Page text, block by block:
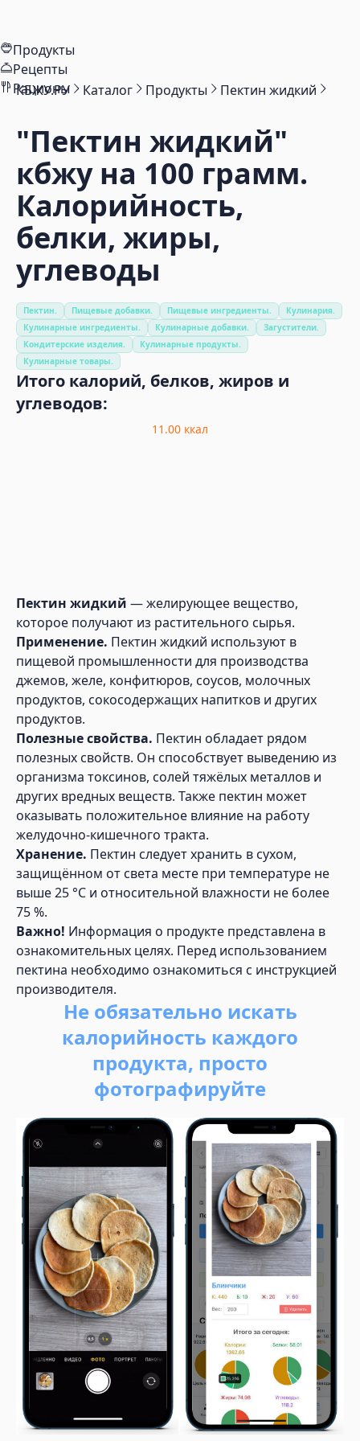
Продукты
Рецепты
Рационы
КБЖУ.РУ Каталог Продукты Пектин жидкий
"Пектин жидкий"
кбжу на 100 грамм.
Калорийность,
белки, жиры,
углеводы
Пектин. Пищевые добавки. Пищевые ингредиенты.
Кулинария.
Кулинарные ингредиенты.
Кулинарные добавки.
Загустители.
Кондитерские изделия.
Кулинарные продукты.
Кулинарные товары.
Итого калорий, белков, жиров и
углеводов:
11.00 ккал
Пектин жидкий — желирующее вещество,
которое получают из растительного сырья.
Применение. Пектин жидкий используют в
пищевой промышленности для производства
джемов, желе, конфитюров, соусов, молочных
продуктов, сокосодержащих напитков и других
продуктов.
Полезные свойства. Пектин обладает рядом
полезных свойств. Он способствует выведению из
организма токсинов, солей тяжёлых металлов и
других вредных веществ. Также пектин может
оказывать положительное влияние на работу
желудочно-кишечного тракта.
Хранение. Пектин следует хранить в сухом,
защищённом от света месте при температуре не
выше 25 °C и относительной влажности не более
75 %.
Важно! Информация о продукте представлена в
ознакомительных целях. Перед использованием
пектина необходимо ознакомиться с инструкцией
производителя.
Не обязательно искать
калорийность каждого
продукта, просто
фотографируйте